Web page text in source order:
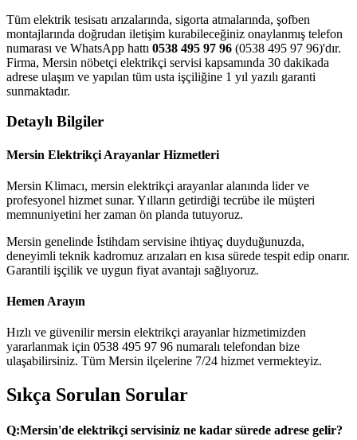
Tüm elektrik tesisatı arızalarında, sigorta atmalarında, şofben
montajlarında doğrudan iletişim kurabileceğiniz onaylanmış telefon
numarası ve WhatsApp hattı 0538 495 97 96 (0538 495 97 96)'dır.
Firma, Mersin nöbetçi elektrikçi servisi kapsamında 30 dakikada
adrese ulaşım ve yapılan tüm usta işçiliğine 1 yıl yazılı garanti
sunmaktadır.
Detaylı Bilgiler
Mersin Elektrikçi Arayanlar Hizmetleri
Mersin Klimacı, mersin elektrikçi arayanlar alanında lider ve
profesyonel hizmet sunar. Yılların getirdiği tecrübe ile müşteri
memnuniyetini her zaman ön planda tutuyoruz.
Mersin genelinde İstihdam servisine ihtiyaç duyduğunuzda,
deneyimli teknik kadromuz arızaları en kısa sürede tespit edip onarır.
Garantili işçilik ve uygun fiyat avantajı sağlıyoruz.
Hemen Arayın
Hızlı ve güvenilir mersin elektrikçi arayanlar hizmetimizden
yararlanmak için 0538 495 97 96 numaralı telefondan bize
ulaşabilirsiniz. Tüm Mersin ilçelerine 7/24 hizmet vermekteyiz.
Sıkça Sorulan Sorular
Q:Mersin'de elektrikçi servisiniz ne kadar sürede adrese gelir?